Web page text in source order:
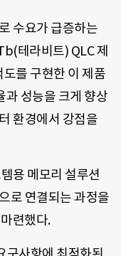
수요가 급증하는
테라비트) QLC 제
를 구현한 이 제품
과 성능을 크게 향상
환경에서 강점을
용 메모리 설루션
로 연결되는 과정을
련했다.